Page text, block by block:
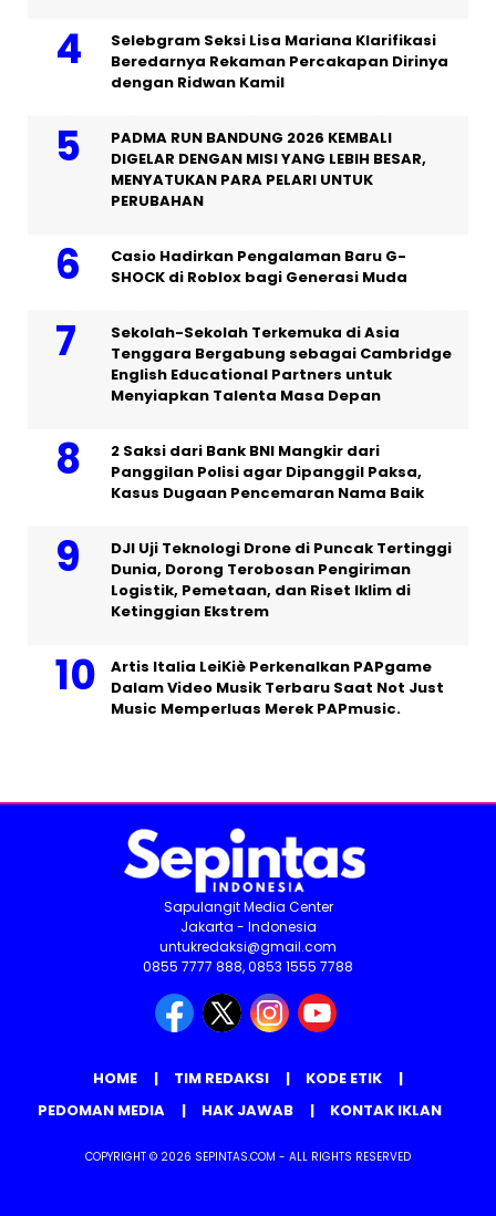
Selebgram Seksi Lisa Mariana Klarifikasi
Beredarnya Rekaman Percakapan Dirinya
dengan Ridwan Kamil
PADMA RUN BANDUNG 2026 KEMBALI
DIGELAR DENGAN MISI YANG LEBIH BESAR,
MENYATUKAN PARA PELARI UNTUK
PERUBAHAN
Casio Hadirkan Pengalaman Baru G-
SHOCK di Roblox bagi Generasi Muda
Sekolah-Sekolah Terkemuka di Asia
Tenggara Bergabung sebagai Cambridge
English Educational Partners untuk
Menyiapkan Talenta Masa Depan
2 Saksi dari Bank BNI Mangkir dari
Panggilan Polisi agar Dipanggil Paksa,
Kasus Dugaan Pencemaran Nama Baik
DJI Uji Teknologi Drone di Puncak Tertinggi
Dunia, Dorong Terobosan Pengiriman
Logistik, Pemetaan, dan Riset Iklim di
Ketinggian Ekstrem
Artis Italia LeiKiè Perkenalkan PAPgame
Dalam Video Musik Terbaru Saat Not Just
Music Memperluas Merek PAPmusic.
Sapulangit Media Center
Jakarta - Indonesia
untukredaksi@gmail.com
0855 7777 888, 0853 1555 7788
HOME TIM REDAKSI
KODE ETIK
PEDOMAN MEDIA
HAK JAWAB KONTAK IKLAN
COPYRIGHT © 2026 SEPINTAS.COM - ALL RIGHTS RESERVED